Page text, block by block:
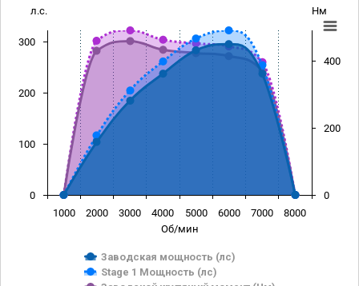
Об/мин
л.с. Нм
Заводская мощность (лс)
Stage 1 Мощность (лс)
1000 2000 3000 4000 5000 6000 7000 8000
0
100
200
300
0
200
400